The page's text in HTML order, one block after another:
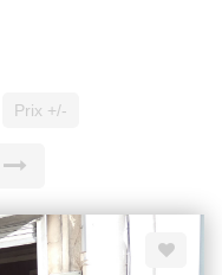
Prix +/-